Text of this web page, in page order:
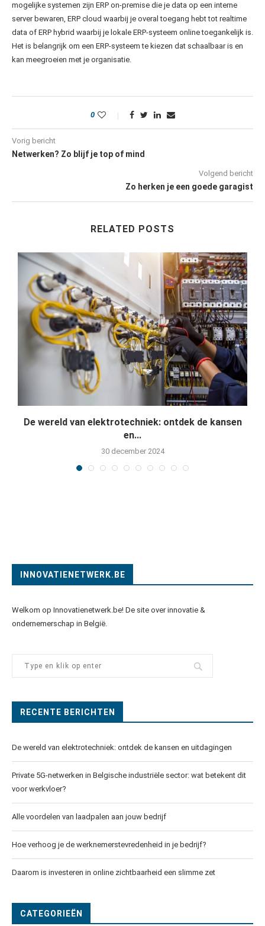
mogelijke systemen zijn ERP on-premise die je data op een interne
server bewaren, ERP cloud waarbij je overal toegang hebt tot realtime
data of ERP hybrid waarbij je lokale ERP-systeem online toegankelijk is.
Het is belangrijk om een ERP-systeem te kiezen dat schaalbaar is en
kan meegroeien met je organisatie.
0
Vorig bericht
Netwerken? Zo blijf je top of mind
Volgend bericht
Zo herken je een goede garagist
RELATED POSTS
De wereld van elektrotechniek: ontdek de kansen
en...
30 december 2024
INNOVATIENETWERK.BE
Welkom op Innovatienetwerk.be! De site over innovatie &
ondernemerschap in België.
RECENTE BERICHTEN
De wereld van elektrotechniek: ontdek de kansen en uitdagingen
Private 5G-netwerken in Belgische industriële sector: wat betekent dit
voor werkvloer?
Alle voordelen van laadpalen aan jouw bedrijf
Hoe verhoog je de werknemerstevredenheid in je bedrijf?
Daarom is investeren in online zichtbaarheid een slimme zet
CATEGORIEËN